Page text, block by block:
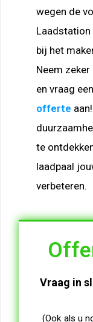
wegen de
Laadstation
bij het
Neem
en vraag
offerte
te
laadpaal
verbeteren.
Vraag in
(Ook als u